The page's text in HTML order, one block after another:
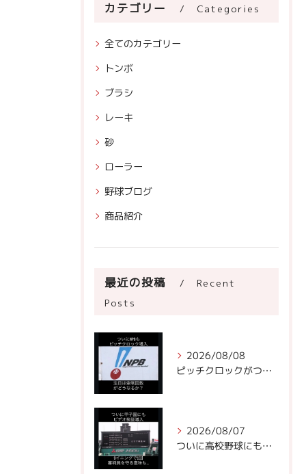
カテゴリー Categories
全てのカテゴリー
トンボ
ブラシ
レーキ
砂
ローラー
野球ブログ
商品紹介
最近の投稿
Recent
Posts
2026/08/08
ピッチクロックがついにNPBに!
2026/08/07
ついに高校野球にもビデオ判定が！